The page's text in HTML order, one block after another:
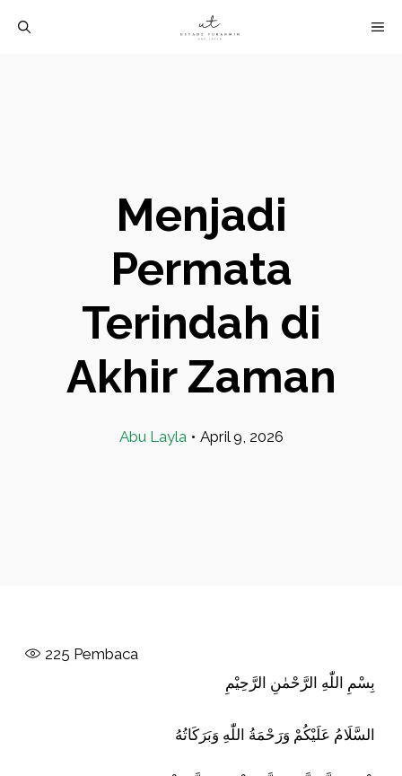
Menjadi
Permata
Terindah di
Akhir Zaman
Abu Layla • April 9, 2026
225 Pembaca
بِسْمِ اللّٰهِ الرَّحْمٰنِ الرَّحِيْمِ
السَّلَامُ عَلَيْكُمْ وَرَحْمَةُ اللّٰهِ وَبَرَكَاتُهُ